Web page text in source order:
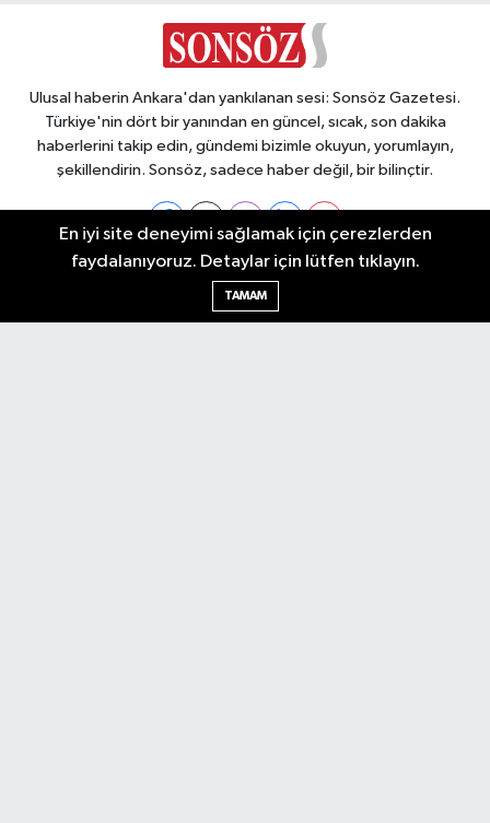
Ulusal haberin Ankara'dan yankılanan sesi: Sonsöz Gazetesi.
Türkiye'nin dört bir yanından en güncel, sıcak, son dakika
haberlerini takip edin, gündemi bizimle okuyun, yorumlayın,
şekillendirin. Sonsöz, sadece haber değil, bir bilinçtir.
Ankara Nöbetçi Eczaneler
En iyi site deneyimi sağlamak için çerezlerden
faydalanıyoruz. Detaylar için lütfen tıklayın.
TAMAM